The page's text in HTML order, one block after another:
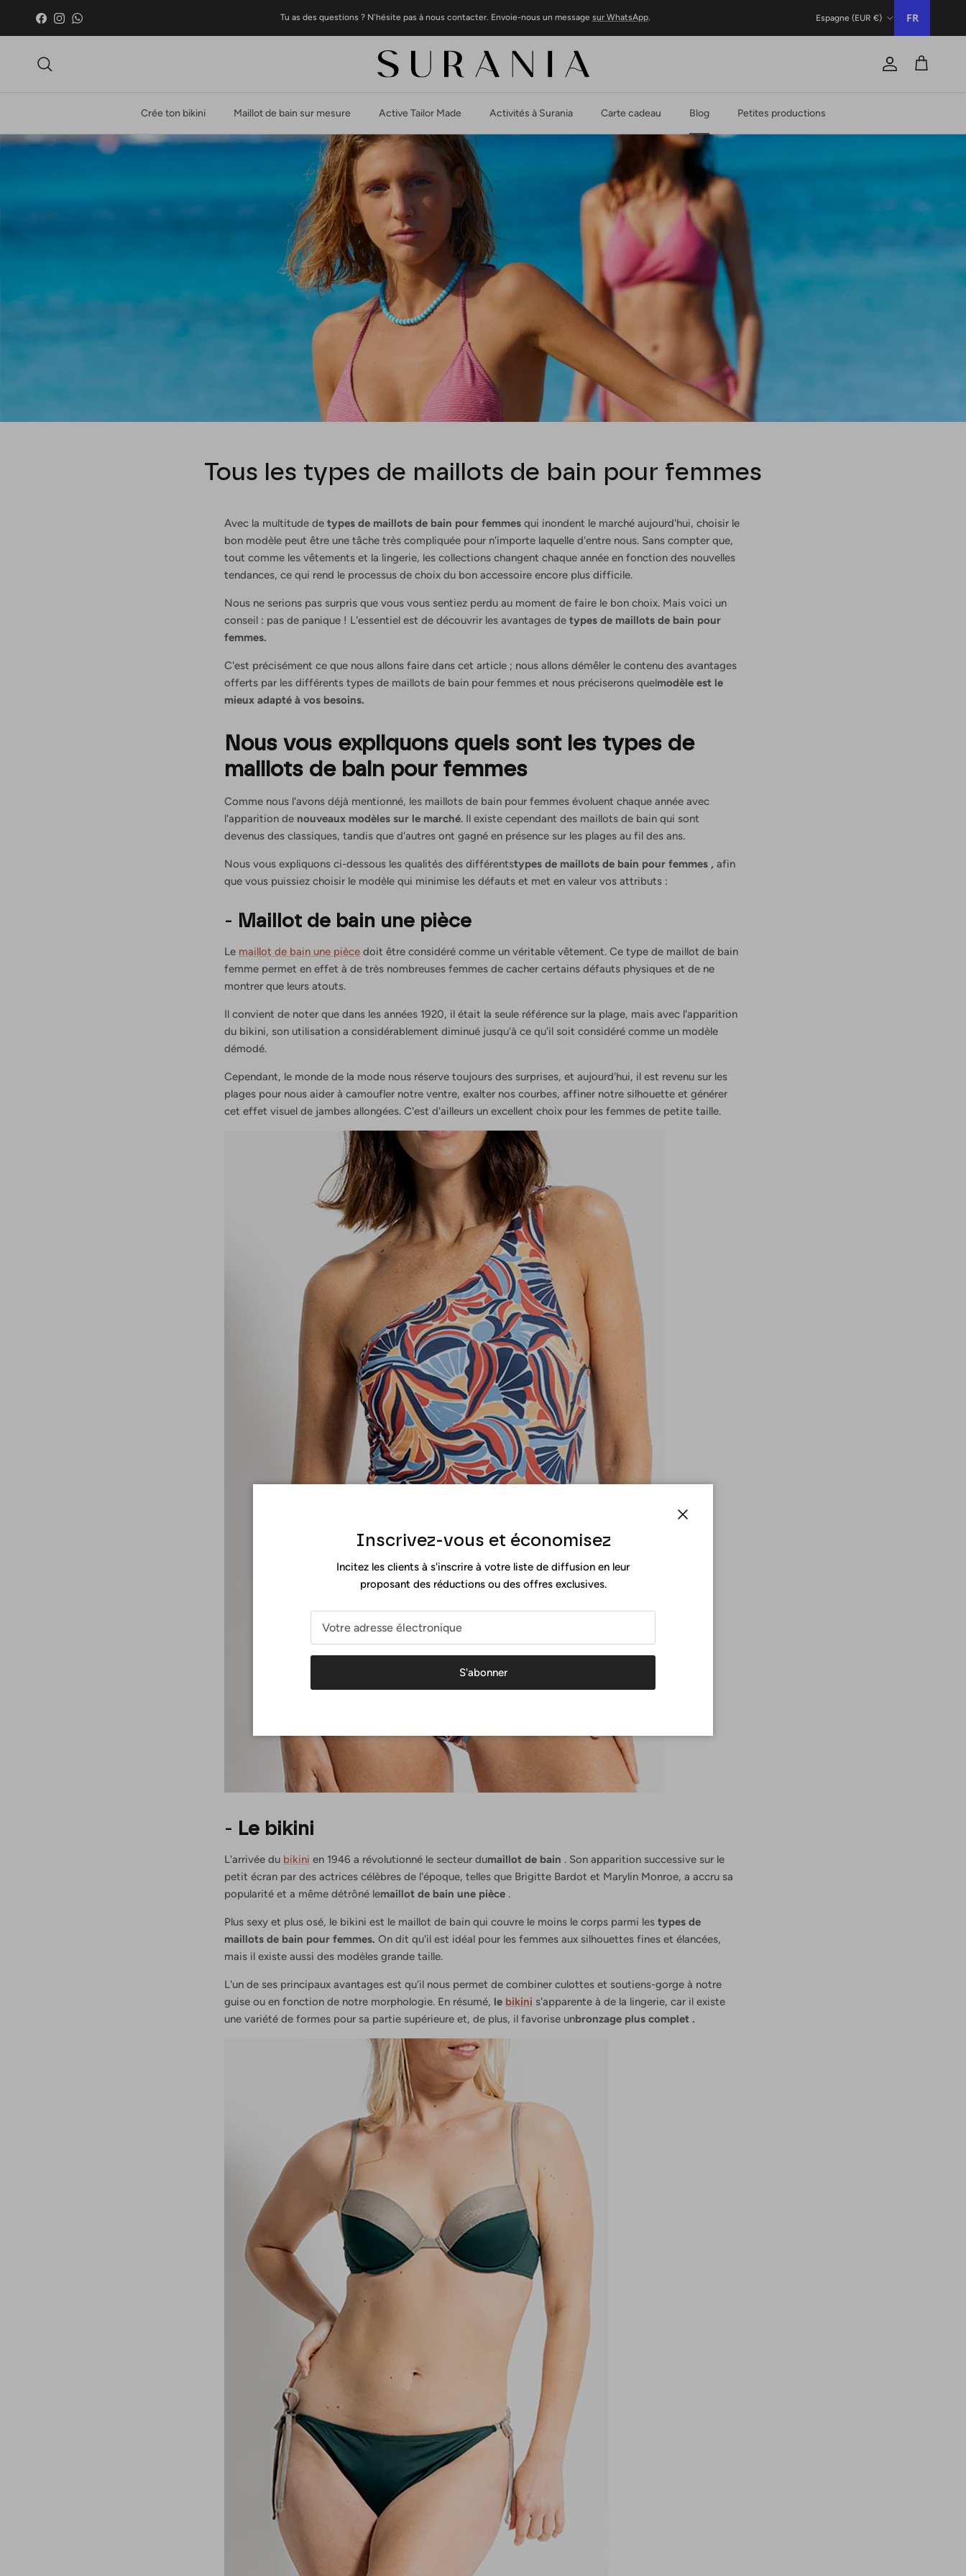
Facebook
InstagramWhatsApp Tu as des questions ? N'hésite pas à nous contacter. Envoie-nous un message sur WhatsApp. Espagne (EUR €) FR
Compte
Chariot
Crée ton bikini Maillot de bain sur mesure Active Tailor Made Activités à Surania Carte cadeau Blog Petites productions
Tous les types de maillots de bain pour femmes
Avec la multitude de types de maillots de bain pour femmes qui inondent le marché aujourd'hui, choisir le
bon modèle peut être une tâche très compliquée pour n'importe laquelle d'entre nous. Sans compter que,
tout comme les vêtements et la lingerie, les collections changent chaque année en fonction des nouvelles
tendances, ce qui rend le processus de choix du bon accessoire encore plus difficile.
Nous ne serions pas surpris que vous vous sentiez perdu au moment de faire le bon choix. Mais voici un
conseil : pas de panique ! L'essentiel est de découvrir les avantages de types de maillots de bain pour
femmes.
C'est précisément ce que nous allons faire dans cet article ; nous allons démêler le contenu des avantages
offerts par les différents types de maillots de bain pour femmes et nous préciserons quelmodèle est le
mieux adapté à vos besoins.
Nous vous expliquons quels sont les types de
maillots de bain pour femmes
Comme nous l'avons déjà mentionné, les maillots de bain pour femmes évoluent chaque année avec
l'apparition de nouveaux modèles sur le marché. Il existe cependant des maillots de bain qui sont
devenus des classiques, tandis que d'autres ont gagné en présence sur les plages au fil des ans.
Nous vous expliquons ci-dessous les qualités des différentstypes de maillots de bain pour femmes , afin
que vous puissiez choisir le modèle qui minimise les défauts et met en valeur vos attributs :
- Maillot de bain une pièce
Le maillot de bain une pièce doit être considéré comme un véritable vêtement. Ce type de maillot de bain
femme permet en effet à de très nombreuses femmes de cacher certains défauts physiques et de ne
montrer que leurs atouts.
Il convient de noter que dans les années 1920, il était la seule référence sur la plage, mais avec l'apparition
du bikini, son utilisation a considérablement diminué jusqu'à ce qu'il soit considéré comme un modèle
démodé.
Cependant, le monde de la mode nous réserve toujours des surprises, et aujourd'hui, il est revenu sur les
plages pour nous aider à camoufler notre ventre, exalter nos courbes, affiner notre silhouette et générer
cet effet visuel de jambes allongées. C'est d'ailleurs un excellent choix pour les femmes de petite taille.
- Le bikini
L'arrivée du bikini en 1946 a révolutionné le secteur dumaillot de bain . Son apparition successive sur le
petit écran par des actrices célèbres de l'époque, telles que Brigitte Bardot et Marylin Monroe, a accru sa
popularité et a même détrôné lemaillot de bain une pièce .
Plus sexy et plus osé, le bikini est le maillot de bain qui couvre le moins le corps parmi les types de
maillots de bain pour femmes. On dit qu'il est idéal pour les femmes aux silhouettes fines et élancées,
mais il existe aussi des modèles grande taille.
L'un de ses principaux avantages est qu'il nous permet de combiner culottes et soutiens-gorge à notre
guise ou en fonction de notre morphologie. En résumé, le bikini s'apparente à de la lingerie, car il existe
une variété de formes pour sa partie supérieure et, de plus, il favorise unbronzage plus complet .
Inscrivez-vous et économisez
Incitez les clients à s'inscrire à votre liste de diffusion en leur
proposant des réductions ou des offres exclusives.
S'abonner